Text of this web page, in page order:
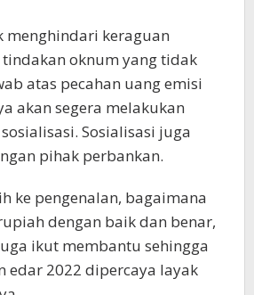
menghindari keraguan
oknum yang tidak
atas pecahan uang emisi
akan segera melakukan
Sosialisasi juga
pihak perbankan.
ke pengenalan, bagaimana
dengan baik dan benar,
ikut membantu sehingga
edar 2022 dipercaya layak